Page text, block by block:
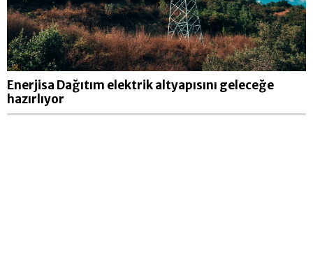
Enerjisa Dağıtım elektrik altyapısını geleceğe
hazırlıyor